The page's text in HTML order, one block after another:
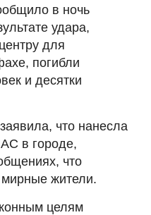
в ночь
удара,
для
погибли
и десятки
что нанесла
в городе,
что
мирные жители.
целям